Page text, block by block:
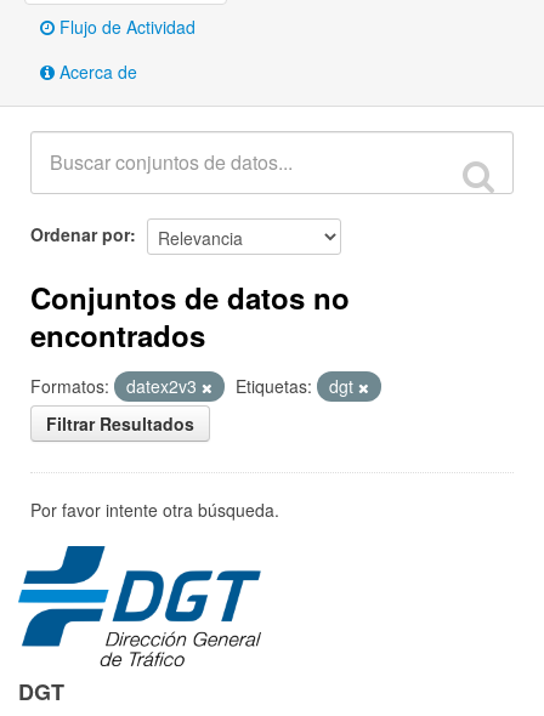
Flujo de Actividad
Acerca de
Ordenar por
Conjuntos de datos no
encontrados
Formatos: datex2v3 Etiquetas:
dgt
Filtrar Resultados
Por favor intente otra búsqueda.
DGT